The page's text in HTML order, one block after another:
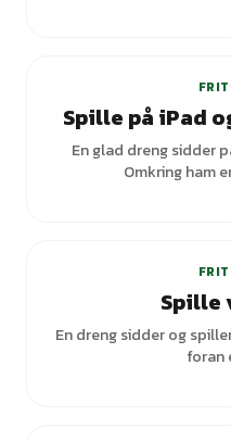
Spille på iPad
En glad dreng sidder
Omkring ham
Spille
En dreng sidder og
foran